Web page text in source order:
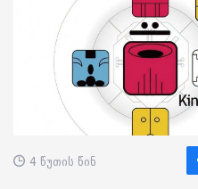
4 წუთის წინ